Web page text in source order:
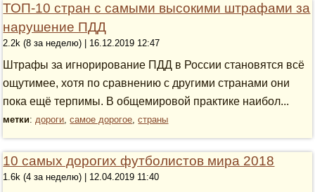
ТОП-10 стран с самыми высокими штрафами за
нарушение ПДД
2.2k (8 за неделю) | 16.12.2019 12:47
Штрафы за игнорирование ПДД в России становятся всё
ощутимее, хотя по сравнению с другими странами они
пока ещё терпимы. В общемировой практике наибол...
метки:дороги,самое дорогое,страны
10 самых дорогих футболистов мира 2018
1.6k (4 за неделю) | 12.04.2019 11:40